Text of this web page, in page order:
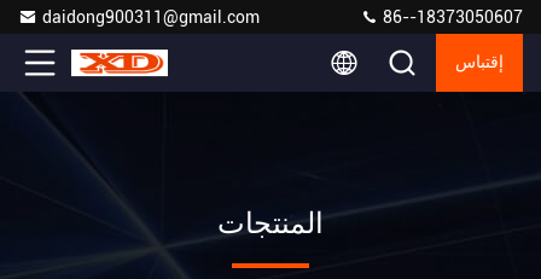
daidong900311@gmail.com 86--18373050607
إقتباس
المنتجات